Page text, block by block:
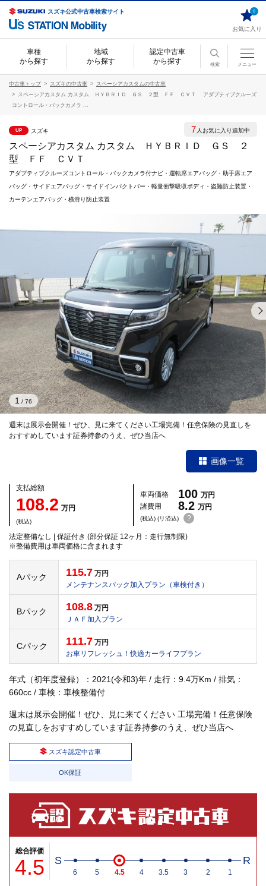
スズキ公式中古車検索サイト
お気に入り
0
車種
から探す
地域
から探す
認定中古車
から探す
検索 メニュー
中古車トップ スズキの中古車
スペーシアカスタムの中古車
スペーシアカスタム カスタム ＨＹＢＲＩＤ ＧＳ ２型 ＦＦ ＣＶＴ アダプティブクルーズ
コントロール・バックカメラ ...
UP スズキ
スペーシアカスタム カスタム ＨＹＢＲＩＤ ＧＳ ２
型 ＦＦ ＣＶＴ
アダプティブクルーズコントロール・バックカメラ付ナビ・運転席エアバッグ・助手席エア
バッグ・サイドエアバッグ・サイドインパクトバー・軽量衝撃吸収ボディ・盗難防止装置・
カーテンエアバッグ・横滑り防止装置
週末は展示会開催！ぜひ、見に来てください工場完備！任意保険の見直しを
おすすめしています証券持参のうえ、ぜひ当店へ
1 / 76
画像一覧
支払総額
108.2 万円
(税込)
車両価格 100 万円
諸費用
8.2 万円
(税込) (リ済込) ?
法定整備なし | 保証付き (部分保証 12ヶ月：走行無制限)
※整備費用は車両価格に含まれます
Aパック 115.7 万円
メンテナンスパック加入プラン（車検付き）
Bパック 108.8 万円
ＪＡＦ加入プラン
Cパック 111.7 万円
お車リフレッシュ！快適カーライフプラン
年式（初年度登録）：2021(令和3)年 / 走行：9.4万Km / 排気：
660cc / 車検：車検整備付
週末は展示会開催！ぜひ、見に来てください 工場完備！任意保険
の見直しをおすすめしています証券持参のうえ、ぜひ当店へ
スズキ認定中古車
OK保証
総合評価
4.5 S R
6 5 4.5 4 3.5 3 2 1
7 人お気に入り追加中